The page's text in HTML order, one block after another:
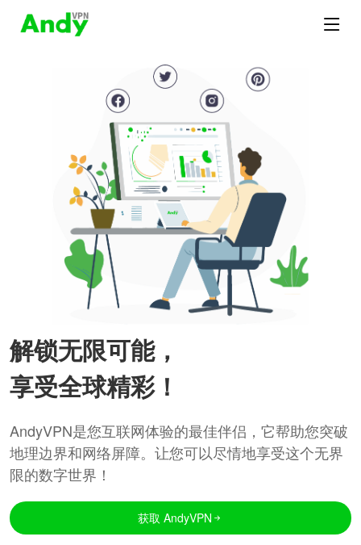
解锁无限可能，
享受全球精彩！
AndyVPN是您互联网体验的最佳伴侣，它帮助您突破
地理边界和网络屏障。让您可以尽情地享受这个无界
限的数字世界！
获取 AndyVPN